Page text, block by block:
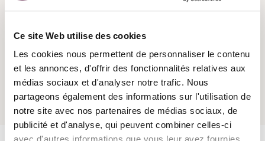
Ce site Web utilise des cookies
Les cookies nous permettent de personnaliser le contenu
et les annonces, d'offrir des fonctionnalités relatives aux
médias sociaux et d'analyser notre trafic. Nous
partageons également des informations sur l'utilisation de
notre site avec nos partenaires de médias sociaux, de
publicité et d'analyse, qui peuvent combiner celles-ci
Attestation d'accueil :